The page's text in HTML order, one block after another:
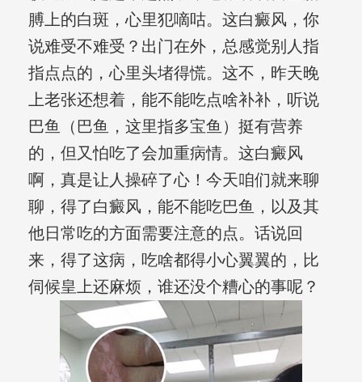
膊上的白斑，心里犯嘀咕。这白癜风，你
说难受不难受？出门在外，总感觉别人指
指点点的，心里头堵得慌。这不，昨天晚
上老张还想着，能不能吃点啥补补，听说
巴鱼（巴鱼，这里指多宝鱼）挺有营养
的，但又怕吃了会加重病情。这白癜风
啊，真是让人操碎了心！今天咱们就来聊
聊，得了白癜风，能不能吃巴鱼，以及其
他日常吃的方面需要注意的点。话说回
来，得了这病，吃啥都得小心翼翼的，比
伺候皇上还麻烦，谁还没个糟心的事呢？